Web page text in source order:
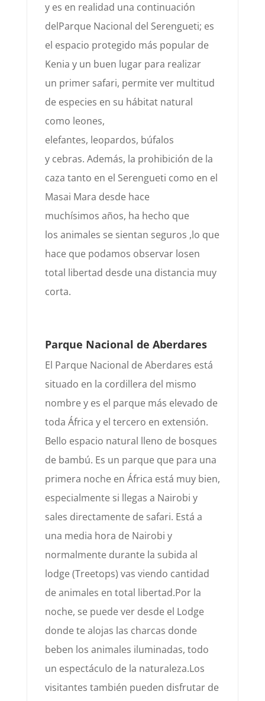
y es en realidad una continuación
delParque Nacional del Serengueti; es
el espacio protegido más popular de
Kenia y un buen lugar para realizar
un primer safari, permite ver multitud
de especies en su hábitat natural
como leones,
elefantes, leopardos, búfalos
y cebras. Además, la prohibición de la
caza tanto en el Serengueti como en el
Masai Mara desde hace
muchísimos años, ha hecho que
los animales se sientan seguros ,lo que
hace que podamos observar losen
total libertad desde una distancia muy
corta.
Parque Nacional de Aberdares
El Parque Nacional de Aberdares está
situado en la cordillera del mismo
nombrey es el parque más elevado de
toda África y el tercero en extensión.
Bello espacio natural lleno de bosques
de bambú. Es un parque que para una
primera noche en África está muy bien,
especialmente si llegas a Nairobi y
sales directamente de safari. Está a
una media hora de Nairobi y
normalmente durante la subida al
lodge (Treetops) vas viendo cantidad
de animales en total libertad.Por la
noche, se puede ver desde el Lodge
donde te alojas las charcas donde
beben los animales iluminadas, todo
un espectáculo de la naturaleza.Los
visitantes también pueden disfrutar de